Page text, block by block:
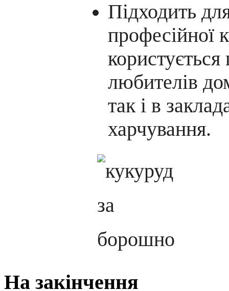
Підходить
професійної
любителів
так і в
харчування.
На закінчення